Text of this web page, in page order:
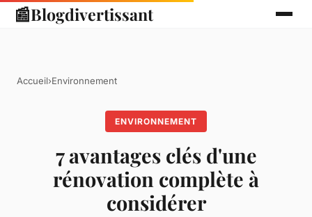
📰Blogdivertissant
Accueil›Environnement
ENVIRONNEMENT
7 avantages clés d'une
rénovation complète à
considérer